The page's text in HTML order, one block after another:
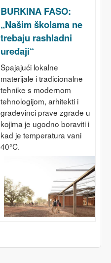
BURKINA FASO:
„Našim školama ne
trebaju rashladni
uređaji“
Spajajući lokalne
materijale i tradicionalne
tehnike s modernom
tehnologijom, arhitekti i
građevinci prave zgrade u
kojima je ugodno boraviti i
kad je temperatura vani
40°C.